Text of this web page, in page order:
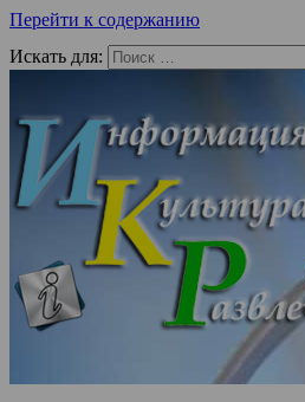
Перейти к содержанию
Искать для: